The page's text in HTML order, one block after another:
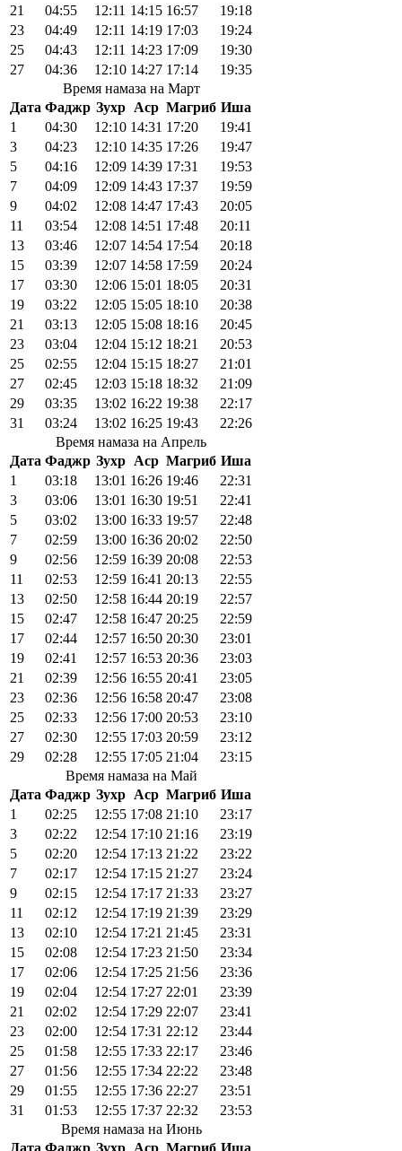
21
04:55 12:11 14:15 16:57
19:18
23
04:49 12:11 14:19 17:03
19:24
25
04:43 12:11 14:23 17:09
19:30
27
04:36 12:10 14:27 17:14
19:35
Время намаза на Март
Дата Фаджр Зухр Аср Магриб Иша
1
04:30 12:10 14:31 17:20
19:41
3
04:23 12:10 14:35 17:26
19:47
5
04:16 12:09 14:39 17:31
19:53
7
04:09 12:09 14:43 17:37
19:59
9
04:02 12:08 14:47 17:43
20:05
11
03:54 12:08 14:51 17:48
20:11
13
03:46 12:07 14:54 17:54
20:18
15
03:39 12:07 14:58 17:59
20:24
17
03:30 12:06 15:01 18:05
20:31
19
03:22 12:05 15:05 18:10
20:38
21
03:13 12:05 15:08 18:16
20:45
23
03:04 12:04 15:12 18:21
20:53
25
02:55 12:04 15:15 18:27
21:01
27
02:45 12:03 15:18 18:32
21:09
29
03:35 13:02 16:22 19:38
22:17
31
03:24 13:02 16:25 19:43
22:26
Время намаза на Апрель
Дата Фаджр Зухр Аср Магриб Иша
1
03:18 13:01 16:26 19:46
22:31
3
03:06 13:01 16:30 19:51
22:41
5
03:02 13:00 16:33 19:57
22:48
7
02:59 13:00 16:36 20:02
22:50
9
02:56 12:59 16:39 20:08
22:53
11
02:53 12:59 16:41 20:13
22:55
13
02:50 12:58 16:44 20:19
22:57
15
02:47 12:58 16:47 20:25
22:59
17
02:44 12:57 16:50 20:30
23:01
19
02:41 12:57 16:53 20:36
23:03
21
02:39 12:56 16:55 20:41
23:05
23
02:36 12:56 16:58 20:47
23:08
25
02:33 12:56 17:00 20:53
23:10
27
02:30 12:55 17:03 20:59
23:12
29
02:28 12:55 17:05 21:04
23:15
Время намаза на Май
Дата Фаджр Зухр Аср Магриб Иша
1
02:25 12:55 17:08 21:10
23:17
3
02:22 12:54 17:10 21:16
23:19
5
02:20 12:54 17:13 21:22
23:22
7
02:17 12:54 17:15 21:27
23:24
9
02:15 12:54 17:17 21:33
23:27
11
02:12 12:54 17:19 21:39
23:29
13
02:10 12:54 17:21 21:45
23:31
15
02:08 12:54 17:23 21:50
23:34
17
02:06 12:54 17:25 21:56
23:36
19
02:04 12:54 17:27 22:01
23:39
21
02:02 12:54 17:29 22:07
23:41
23
02:00 12:54 17:31 22:12
23:44
25
01:58 12:55 17:33 22:17
23:46
27
01:56 12:55 17:34 22:22
23:48
29
01:55 12:55 17:36 22:27
23:51
31
01:53 12:55 17:37 22:32
23:53
Время намаза на Июнь